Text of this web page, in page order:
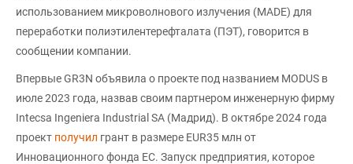
использованием микроволнового излучения (MADE) для
переработки полиэтилентерефталата (ПЭТ), говорится в
сообщении компании.
Впервые GR3N объявила о проекте под названием MODUS в
июле 2023 года, назвав своим партнером инженерную фирму
Intecsa Ingeniera Industrial SA (Мадрид). В октябре 2024 года
проект получил грант в размере EUR35 млн от
Инновационного фонда ЕС. Запуск предприятия, которое